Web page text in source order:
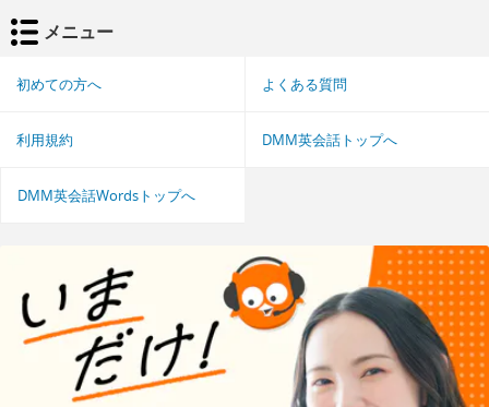
メニュー
初めての方へ よくある質問
利用規約 DMM英会話トップへ
DMM英会話Wordsトップへ